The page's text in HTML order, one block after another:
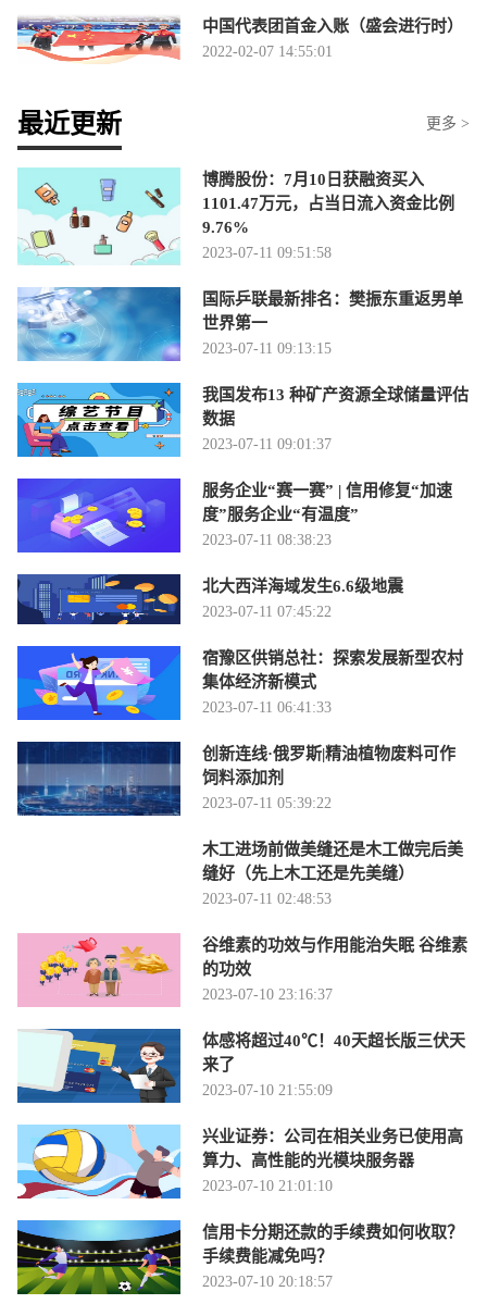
中国代表团首金入账（盛会进行时）
2022-02-07 14:55:01
最近更新 更多 >
博腾股份：7月10日获融资买入
1101.47万元，占当日流入资金比例
9.76%
2023-07-11 09:51:58
国际乒联最新排名：樊振东重返男单
世界第一
2023-07-11 09:13:15
我国发布13 种矿产资源全球储量评估
数据
2023-07-11 09:01:37
服务企业“赛一赛” | 信用修复“加速
度”服务企业“有温度”
2023-07-11 08:38:23
北大西洋海域发生6.6级地震
2023-07-11 07:45:22
宿豫区供销总社：探索发展新型农村
集体经济新模式
2023-07-11 06:41:33
创新连线·俄罗斯|精油植物废料可作
饲料添加剂
2023-07-11 05:39:22
木工进场前做美缝还是木工做完后美
缝好（先上木工还是先美缝）
2023-07-11 02:48:53
谷维素的功效与作用能治失眠 谷维素
的功效
2023-07-10 23:16:37
体感将超过40℃！40天超长版三伏天
来了
2023-07-10 21:55:09
兴业证券：公司在相关业务已使用高
算力、高性能的光模块服务器
2023-07-10 21:01:10
信用卡分期还款的手续费如何收取？
手续费能减免吗？
2023-07-10 20:18:57